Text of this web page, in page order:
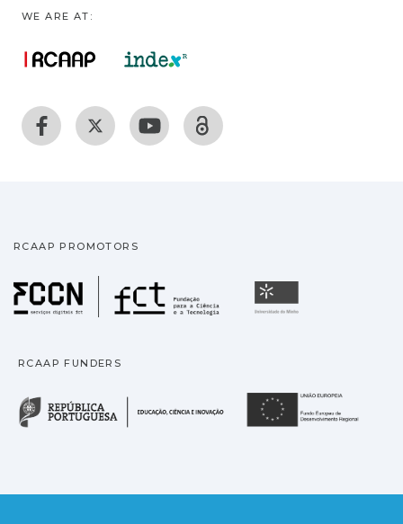
WE ARE AT:
RCAAP PROMOTORS
Fundação para a
RCAAP FUNDERS
República Portuguesa